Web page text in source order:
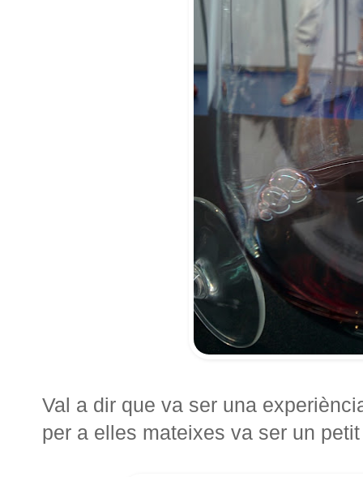
Val a dir que va ser una
per a elles mateixes va ser un